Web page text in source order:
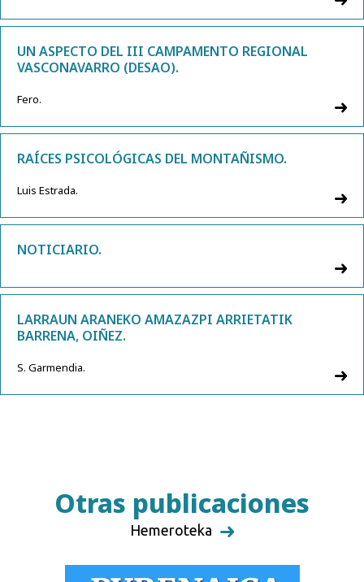
UN ASPECTO DEL III CAMPAMENTO REGIONAL
VASCONAVARRO (DESAO).
Fero.
RAÍCES PSICOLÓGICAS DEL MONTAÑISMO.
Luis Estrada.
NOTICIARIO.
LARRAUN ARANEKO AMAZAZPI ARRIETATIK
BARRENA, OIÑEZ.
S. Garmendia.
Otras publicaciones
Hemeroteka